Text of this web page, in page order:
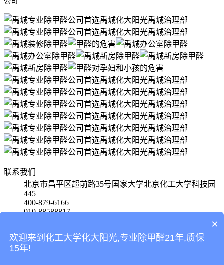
联系我们
北京市昌平区超前路35号国家大学北京化工大学科技园
445
400-879-6166
010-88588817
首页
产品
×
欢迎来到化工大学化大阳光,专业除甲醛21年,质保
15年!